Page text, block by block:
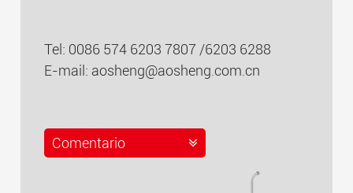
Tel: 0086 574 6203 7807 /6203 6288
E-mail: aosheng@aosheng.com.cn
Comentario